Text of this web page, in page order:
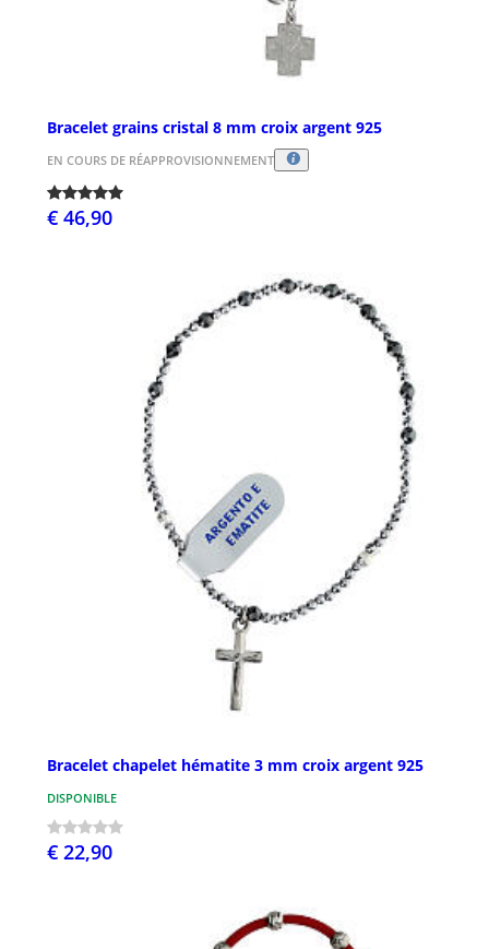
Bracelet grains cristal 8 mm croix argent 925
EN COURS DE RÉAPPROVISIONNEMENT
€ 46,90
Bracelet chapelet hématite 3 mm croix argent 925
DISPONIBLE
€ 22,90